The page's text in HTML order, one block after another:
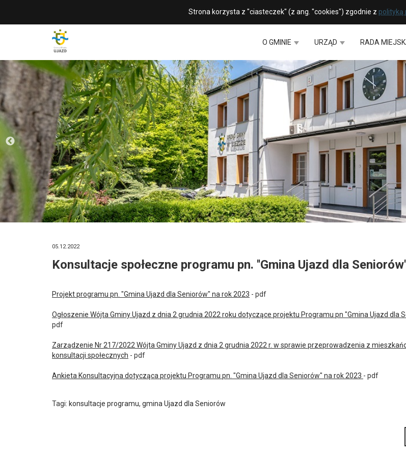
Strona korzysta z "ciasteczek" (z ang. "cookies") zgodnie z polityką
O GMINIE URZĄD RADA
05.12.2022
Konsultacje społeczne programu pn. ''Gmina Ujazd dla
Projekt programu pn. "Gmina Ujazd dla Seniorów" na rok 2023 - pdf
Ogłoszenie Wójta Gminy Ujazd z dnia 2 grudnia 2022 roku dotyczące projektu Programu pn "Gmina Ujazd dla
pdf
Zarządzenie Nr 217/2022 Wójta Gminy Ujazd z dnia 2 grudnia 2022 r. w sprawie przeprowadzenia z
konsultacji społecznych - pdf
Ankieta Konsultacyjna dotycząca projektu Programu pn. "Gmina Ujazd dla Seniorów" na rok 2023 - pdf
Tagi: konsultacje programu, gmina Ujazd dla Seniorów